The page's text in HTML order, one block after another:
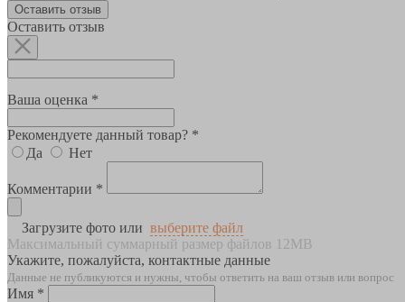
Оставить отзыв
Оставить отзыв
Ваша оценка *
Рекомендуете данный товар? *
Да
Нет
Комментарии *
Загрузите фото или выберите файл
Максимальный суммарный размер файлов 12MB
Укажите, пожалуйста, контактные данные
Данные не публикуются и нужны, чтобы ответить на ваш отзыв или вопрос
Имя *